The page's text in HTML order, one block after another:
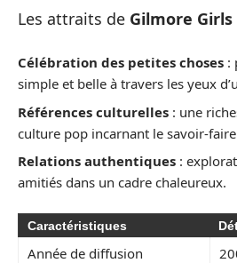
Les attraits de Gilmore Girls
Célébration des petites choses :
simple et belle à travers les yeux
Références culturelles : une
culture pop incarnant le savoir-
Relations authentiques :
amitiés dans un cadre chaleureux.
Caractéristiques
Année de diffusion